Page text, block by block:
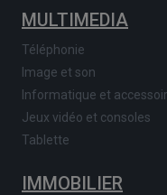
MULTIMEDIA
Téléphonie
Image et son
Informatique et
Jeux vidéo et consoles
Tablette
IMMOBILIER